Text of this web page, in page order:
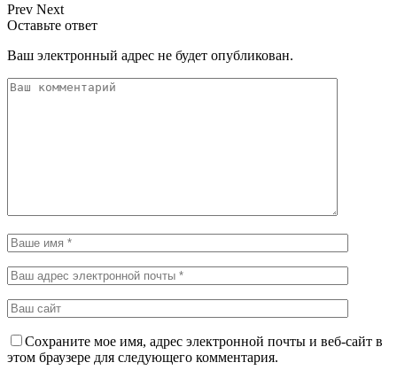
Prev Next
Оставьте ответ
Ваш электронный адрес не будет опубликован.
Сохраните мое имя, адрес электронной почты и веб-сайт в
этом браузере для следующего комментария.